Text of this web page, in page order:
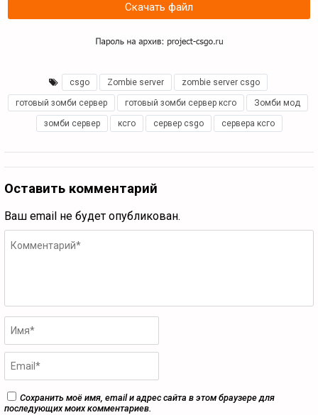
Скачать файл
csgo Zombie server zombie server csgo
готовый зомби сервер готовый зомби сервер ксго Зомби мод
зомби сервер ксго сервер csgo сервера ксго
Оставить комментарий
Ваш email не будет опубликован.
Сохранить моё имя, email и адрес сайта в этом браузере для
последующих моих комментариев.